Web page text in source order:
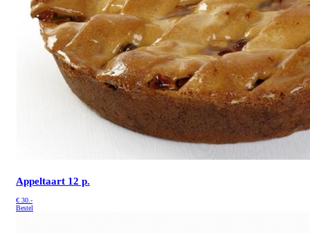
Appeltaart 12 p.
€ 30.-
Bestel